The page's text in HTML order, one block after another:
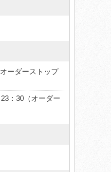
ーダーストップ
：30（オーダー